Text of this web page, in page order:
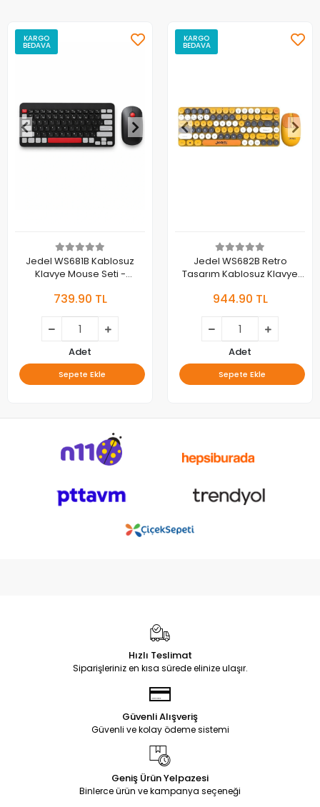
KARGO
BEDAVA
Jedel WS681B Kablosuz
Klavye Mouse Seti -
Modlu
739.90 TL
Adet
Sepete Ekle
KARGO
BEDAVA
Jedel WS682B Retro
Tasarım Kablosuz Klavye
2.4Ghz Çift Modlu
944.90 TL
Adet
Sepete Ekle
Hızlı Teslimat
Siparişleriniz en kısa sürede elinize ulaşır.
Güvenli Alışveriş
Güvenli ve kolay ödeme sistemi
Geniş Ürün Yelpazesi
Binlerce ürün ve kampanya seçeneği